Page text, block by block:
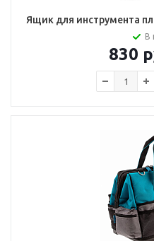
Ящик для инструмента
В
830